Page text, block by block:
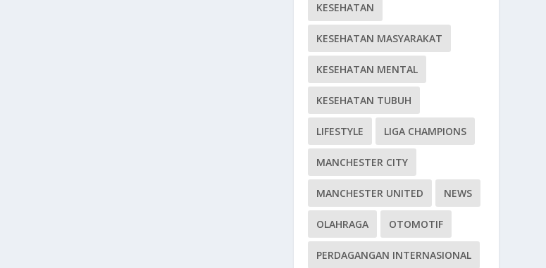
KESEHATAN
KESEHATAN MASYARAKAT
KESEHATAN MENTAL
KESEHATAN TUBUH
LIFESTYLE LIGA CHAMPIONS
MANCHESTER CITY
MANCHESTER UNITED NEWS
OLAHRAGA OTOMOTIF
PERDAGANGAN INTERNASIONAL